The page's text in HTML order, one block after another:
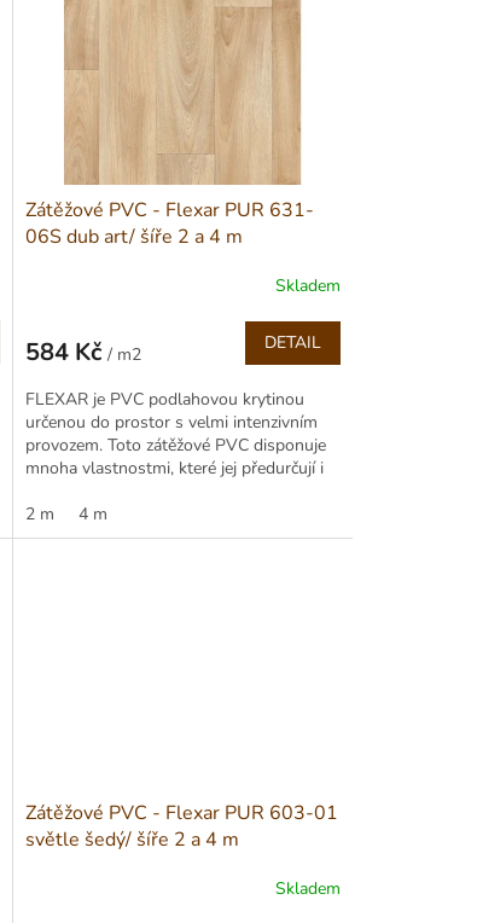
Zátěžové PVC - Flexar PUR 631-
06S dub art/ šíře 2 a 4 m
Skladem
584 Kč / m2
cena:
DETAIL
FLEXAR je PVC podlahovou krytinou
určenou do prostor s velmi intenzivním
provozem. Toto zátěžové PVC disponuje
mnoha vlastnostmi, které jej předurčují i
2 m
4 m
Zátěžové PVC - Flexar PUR 603-01
světle šedý/ šíře 2 a 4 m
Skladem